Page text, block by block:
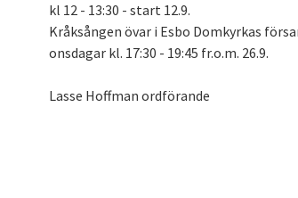
kl 12 - 13:30 - start 12.9.
Kråksången övar i Esbo Domkyrkas
onsdagar kl. 17:30 - 19:45 fr.o.m. 26.9.
Lasse Hoffman ordförande